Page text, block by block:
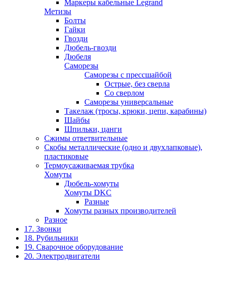
Маркеры кабельные Legrand
Метизы
Болты
Гайки
Гвозди
Дюбель-гвозди
Дюбеля
Саморезы
Саморезы с прессшайбой
Острые, без сверла
Со сверлом
Саморезы универсальные
Такелаж (тросы, крюки, цепи, карабины)
Шайбы
Шпильки, цанги
Сжимы ответвительные
Скобы металлические (одно и двухлапковые),
пластиковые
Термоусаживаемая трубка
Хомуты
Дюбель-хомуты
Хомуты DKC
Разные
Хомуты разных производителей
Разное
17. Звонки
18. Рубильники
19. Сварочное оборудование
20. Электродвигатели